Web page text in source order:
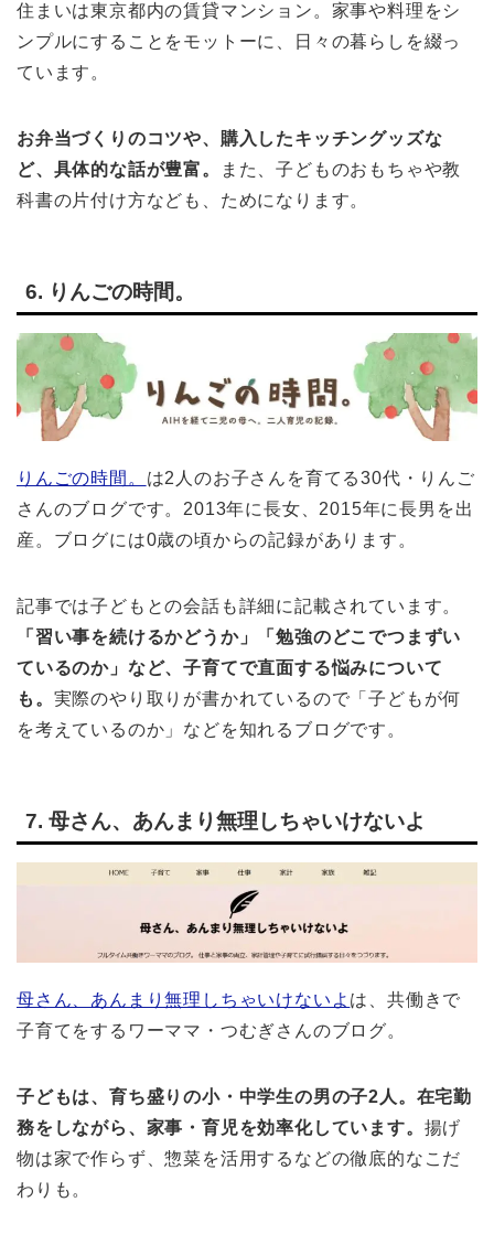
住まいは東京都内の賃貸マンション。家事や料理をシ
ンプルにすることをモットーに、日々の暮らしを綴っ
ています。
お弁当づくりのコツや、購入したキッチングッズな
ど、具体的な話が豊富。
また、子どものおもちゃや教
科書の片付け方なども、ためになります。
6. りんごの時間。
りんごの時間。 は2人のお子さんを育てる30代・りんご
さんのブログです。2013年に長女、2015年に長男を出
産。ブログには0歳の頃からの記録があります。
記事では子どもとの会話も詳細に記載されています。
「習い事を続けるかどうか」「勉強のどこでつまずい
ているのか」など、子育てで直面する悩みについて
も。 実際のやり取りが書かれているので「子どもが何
を考えているのか」などを知れるブログです。
7. 母さん、あんまり無理しちゃいけないよ
母さん、あんまり無理しちゃいけないよ は、共働きで
子育てをするワーママ・つむぎさんのブログ。
子どもは、育ち盛りの小・中学生の男の子2人。在宅勤
務をしながら、家事・育児を効率化しています。 揚げ
物は家で作らず、惣菜を活用するなどの徹底的なこだ
わりも。